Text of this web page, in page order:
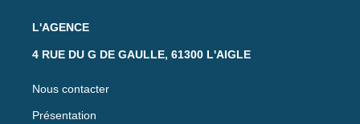
L'AGENCE
4 RUE DU G DE GAULLE, 61300 L'AIGLE
Nous contacter
Présentation